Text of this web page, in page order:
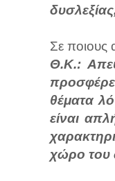
Σε ποιους
Θ.Κ.:
θέματα
είναι
χώρο του